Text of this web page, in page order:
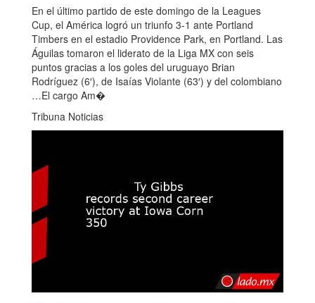
En el último partido de este domingo de la Leagues
Cup, el América logró un triunfo 3-1 ante Portland
Timbers en el estadio Providence Park, en Portland. Las
Águilas tomaron el liderato de la Liga MX con seis
puntos gracias a los goles del uruguayo Brian
Rodríguez (6′), de Isaías Violante (63′) y del colombiano
…El cargo Am�
Tribuna Noticias